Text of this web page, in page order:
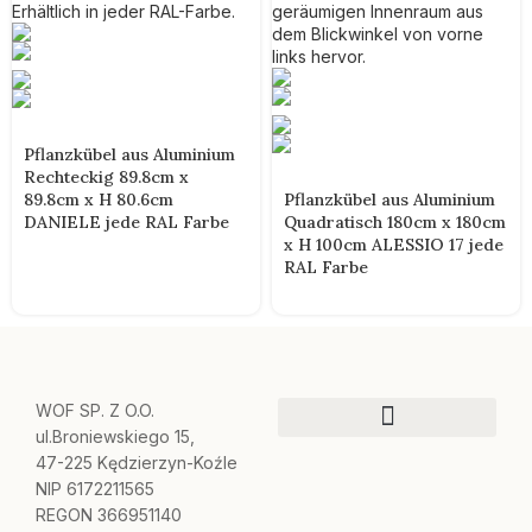
Pflanzkübel aus Aluminium
Rechteckig 89.8cm x
89.8cm x H 80.6cm
DANIELE jede RAL Farbe
Pflanzkübel aus Aluminium
Quadratisch 180cm x 180cm
x H 100cm ALESSIO 17 jede
RAL Farbe
WOF SP. Z O.O.
ul.Broniewskiego 15,
47-225 Kędzierzyn-Koźle
NIP 6172211565
REGON 366951140